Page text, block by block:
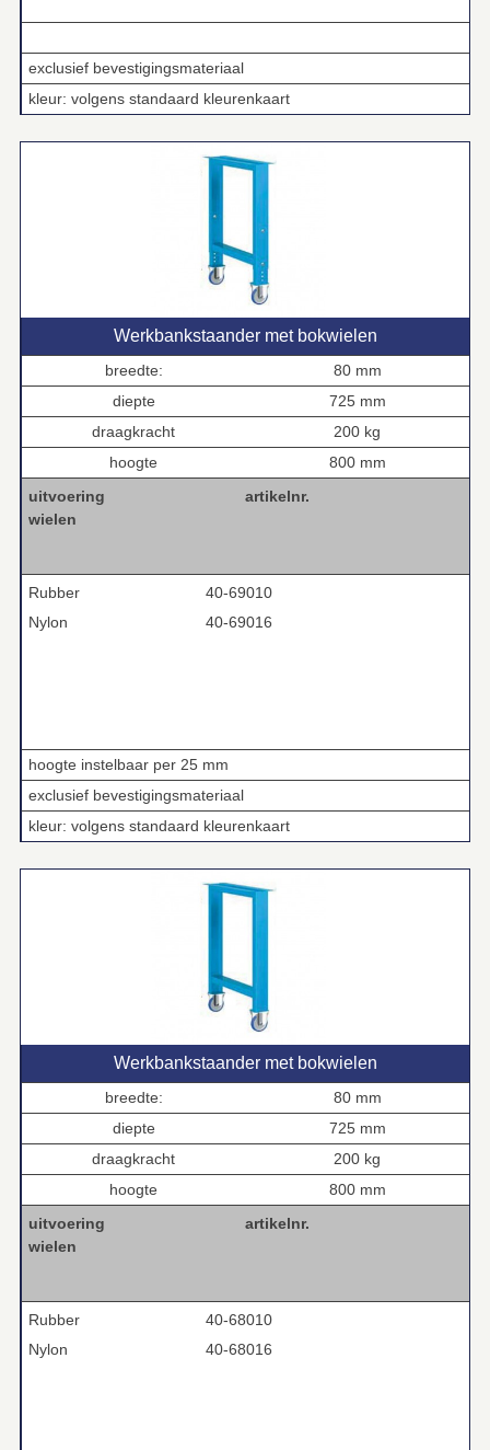
exclusief bevestigingsmateriaal
kleur: volgens standaard kleurenkaart
Werkbankstaander met bokwielen
breedte:
80 mm
diepte
725 mm
draagkracht
200 kg
hoogte
800 mm
uitvoering
wielen
artikelnr.
Rubber
40-69010
Nylon
40-69016
hoogte instelbaar per 25 mm
exclusief bevestigingsmateriaal
kleur: volgens standaard kleurenkaart
Werkbankstaander met bokwielen
breedte:
80 mm
diepte
725 mm
draagkracht
200 kg
hoogte
800 mm
uitvoering
wielen
artikelnr.
Rubber
40-68010
Nylon
40-68016